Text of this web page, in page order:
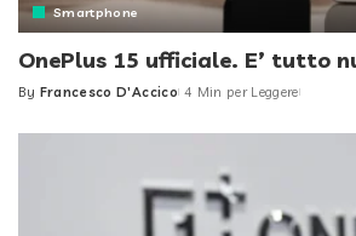
Smartphone
OnePlus 15 ufficiale. E’ tutto
Posted
By Francesco D'Accico 4 Min per Leggere